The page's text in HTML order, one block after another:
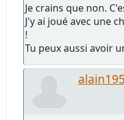
Je crains que non.
J'y ai joué avec une
!
Tu peux aussi avoir